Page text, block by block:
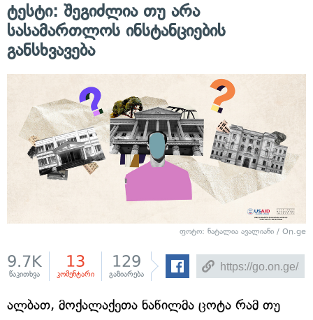
ტესტი: შეგიძლია თუ არა
სასამართლოს ინსტანციების
განსხვავება
ფოტო: ნატალია ავალიანი / On.ge
9.7K
წაკითხვა
13
კომენტარი
129
გაზიარება
ალბათ, მოქალაქეთა ნაწილმა ცოტა რამ თუ